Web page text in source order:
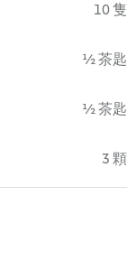
10 隻
½ 茶匙
½ 茶匙
3 顆